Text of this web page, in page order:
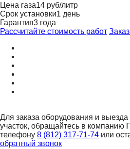
Цена газа14 руб/литр
Срок установки1 день
Гарантия3 года
Рассчитайте стоимость работ
Для заказа оборудования и
участок, обращайтесь в компанию
телефону 8 (812) 317-71-74 или
обратный звонок